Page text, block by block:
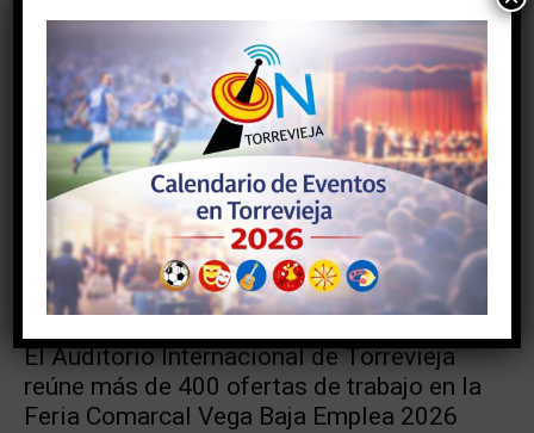
Valencia por su brillante expediente
Torrevieja ON 24/06/2026 0
Formación
El Auditorio Internacional de Torrevieja
reúne más de 400 ofertas de trabajo en la
Feria Comarcal Vega Baja Emplea 2026